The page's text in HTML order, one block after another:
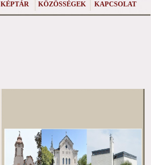
KÉPTÁR KÖZÖSSÉGEK KAPCSOLAT